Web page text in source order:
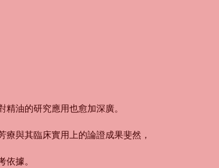
油的研究應用也愈加深廣。
療與其臨床實用上的論證成果斐然，
據。